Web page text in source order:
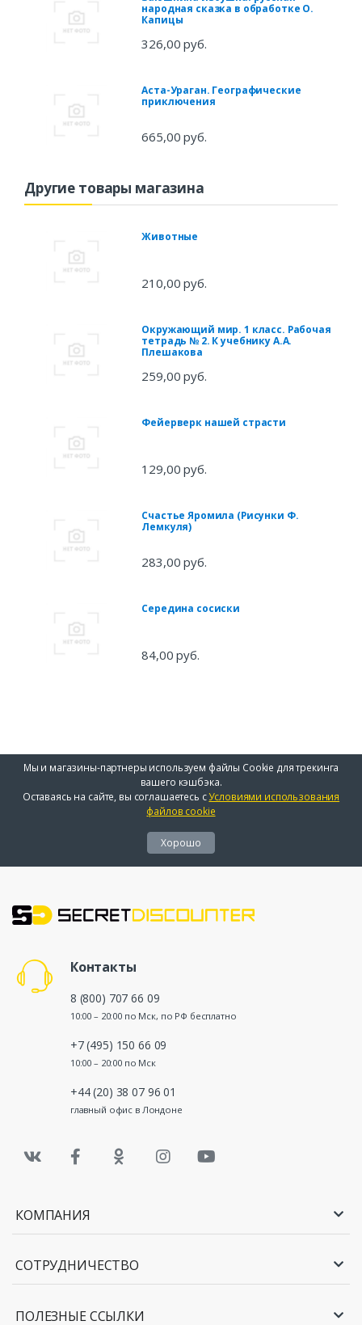
народная сказка в обработке О.
Капицы
326,00 руб.
Аста-Ураган. Географические
приключения
665,00 руб.
Другие товары магазина
Животные
210,00 руб.
Окружающий мир. 1 класс. Рабочая
тетрадь № 2. К учебнику А.А.
Плешакова
259,00 руб.
Фейерверк нашей страсти
129,00 руб.
Счастье Яромила (Рисунки Ф.
Лемкуля)
283,00 руб.
Середина сосиски
84,00 руб.
Мы и магазины-партнеры используем файлы Cookie для трекинга
вашего кэшбэка.
Оставаясь на сайте, вы соглашаетесь сУсловиями использования
файлов cookie
Хорошо
Контакты
8 (800) 707 66 09
10:00 – 20:00 по Мск, по РФ бесплатно
+7 (495) 150 66 09
10:00 – 20:00 по Мск
+44 (20) 38 07 96 01
главный офис в Лондоне
КОМПАНИЯ
СОТРУДНИЧЕСТВО
ПОЛЕЗНЫЕ ССЫЛКИ